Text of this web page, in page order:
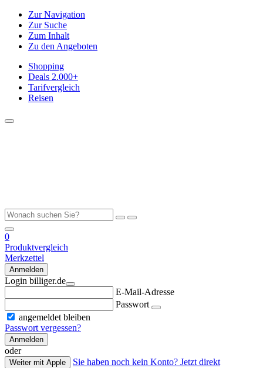
Zur Navigation
Zur Suche
Zum Inhalt
Zu den Angeboten
Shopping
Deals 2.000+
Tarifvergleich
Reisen
0
Produktvergleich
Merkzettel
Anmelden
Login billiger.de
E-Mail-Adresse
Passwort
angemeldet bleiben
Passwort vergessen?
Anmelden
oder
Weiter mit Apple
Sie haben noch kein Konto? Jetzt direkt